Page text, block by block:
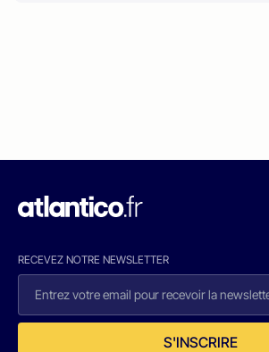
RECEVEZ NOTRE NEWSLETTER
S'INSCRIRE